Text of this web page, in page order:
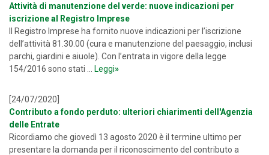
Attività di manutenzione del verde: nuove indicazioni per
iscrizione al Registro Imprese
Il Registro Imprese ha fornito nuove indicazioni per l’iscrizione
dell’attività 81.30.00 (cura e manutenzione del paesaggio, inclusi
parchi, giardini e aiuole). Con l’entrata in vigore della legge
154/2016 sono stati ...
Leggi»
[24/07/2020]
Contributo a fondo perduto: ulteriori chiarimenti dell'Agenzia
delle Entrate
Ricordiamo che giovedì 13 agosto 2020 è il termine ultimo per
presentare la domanda per il riconoscimento del contributo a